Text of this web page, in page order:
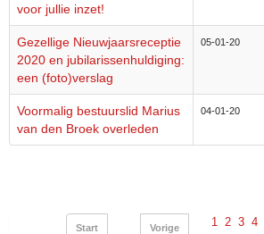
voor jullie inzet!
Gezellige Nieuwjaarsreceptie
2020 en jubilarissenhuldiging:
een (foto)verslag
05-01-20
Voormalig bestuurslid Marius
van den Broek overleden
04-01-20
Start Vorige 1 2 3 4